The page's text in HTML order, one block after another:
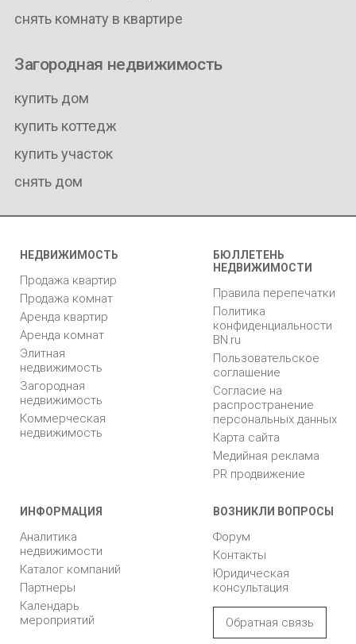
снять комнату в квартире
Загородная недвижимость
купить дом
купить коттедж
купить участок
снять дом
НЕДВИЖИМОСТЬ
Продажа квартир
Продажа комнат
Аренда квартир
Аренда комнат
Элитная
недвижимость
Загородная
недвижимость
Коммерческая
недвижимость
БЮЛЛЕТЕНЬ
НЕДВИЖИМОСТИ
Правила перепечатки
Политика
конфиденциальности
BN.ru
Пользовательское
соглашение
Согласие на
распространение
персональных данных
Карта сайта
Медийная реклама
PR продвижение
ИНФОРМАЦИЯ
Аналитика
недвижимости
Каталог компаний
Партнеры
Календарь
мероприятий
ВОЗНИКЛИ ВОПРОСЫ
Форум
Контакты
Юридическая
консультация
Обратная связь